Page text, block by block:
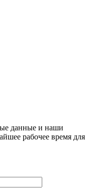
данные и наши
рабочее время для